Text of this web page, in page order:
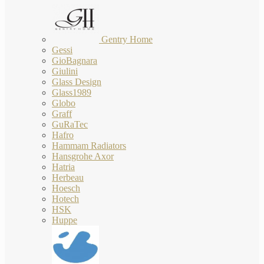
Gentry Home
Gessi
GioBagnara
Giulini
Glass Design
Glass1989
Globo
Graff
GuRaTec
Hafro
Hammam Radiators
Hansgrohe Axor
Hatria
Herbeau
Hoesch
Hotech
HSK
Huppe